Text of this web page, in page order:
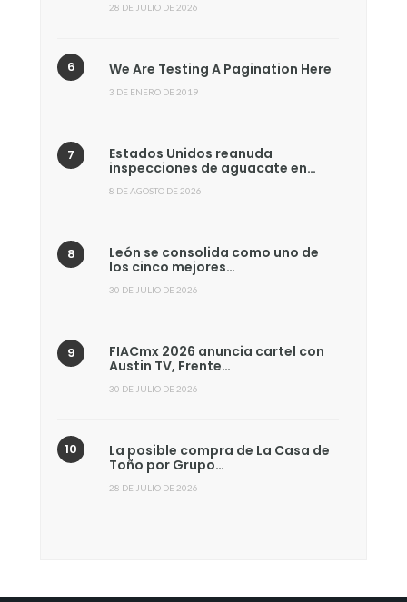
28 DE JULIO DE 2026
We Are Testing A Pagination Here
3 DE ENERO DE 2019
Estados Unidos reanuda
inspecciones de aguacate en…
8 DE AGOSTO DE 2026
León se consolida como uno de
los cinco mejores…
30 DE JULIO DE 2026
FIACmx 2026 anuncia cartel con
Austin TV, Frente…
30 DE JULIO DE 2026
La posible compra de La Casa de
Toño por Grupo…
28 DE JULIO DE 2026